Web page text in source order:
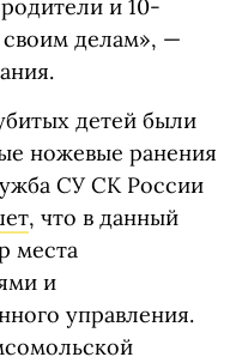
и 10-
делам», —
детей были
ножевые ранения
СУ СК России
, что в данный
места
и
управления.